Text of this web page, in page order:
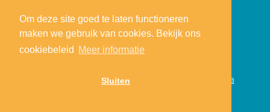
Om deze site goed te laten functioneren
maken we gebruik van cookies. Bekijk ons
cookiebeleid
Meer informatie
Sluiten
Sitemap Privacy
Lodewijk College TiDi Media